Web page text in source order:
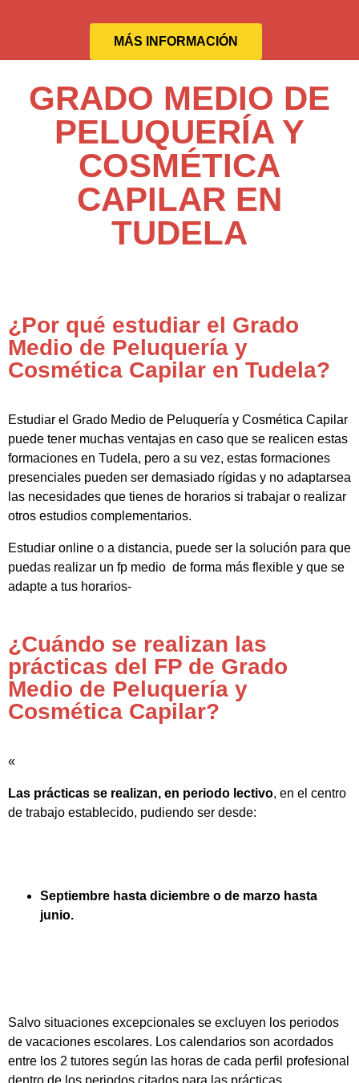
MÁS INFORMACIÓN
GRADO MEDIO DE
PELUQUERÍA Y
COSMÉTICA
CAPILAR EN
TUDELA
¿Por qué estudiar el Grado
Medio de Peluquería y
Cosmética Capilar en Tudela?
Estudiar el Grado Medio de Peluquería y Cosmética Capilar
puede tener muchas ventajas en caso que se realicen estas
formaciones en Tudela, pero a su vez, estas formaciones
presenciales pueden ser demasiado rígidas y no adaptarsea
las necesidades que tienes de horarios si trabajar o realizar
otros estudios complementarios.
Estudiar online o a distancia, puede ser la solución para que
puedas realizar un fp medio de forma más flexible y que se
adapte a tus horarios-
¿Cuándo se realizan las
prácticas del FP de Grado
Medio de Peluquería y
Cosmética Capilar?
«
Las prácticas se realizan, en periodo lectivo, en el centro
de trabajo establecido, pudiendo ser desde:
Septiembre hasta diciembre o de marzo hasta
junio.
Salvo situaciones excepcionales se excluyen los periodos
de vacaciones escolares. Los calendarios son acordados
entre los 2 tutores según las horas de cada perfil profesional
dentro de los periodos citados para las prácticas.